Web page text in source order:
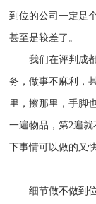
到位的公司一定是
甚至是较差了。
我们在评判成
务，做事不麻利，
里，擦那里，手脚
一遍物品，第2遍
下事情可以做的又快
细节做不做到